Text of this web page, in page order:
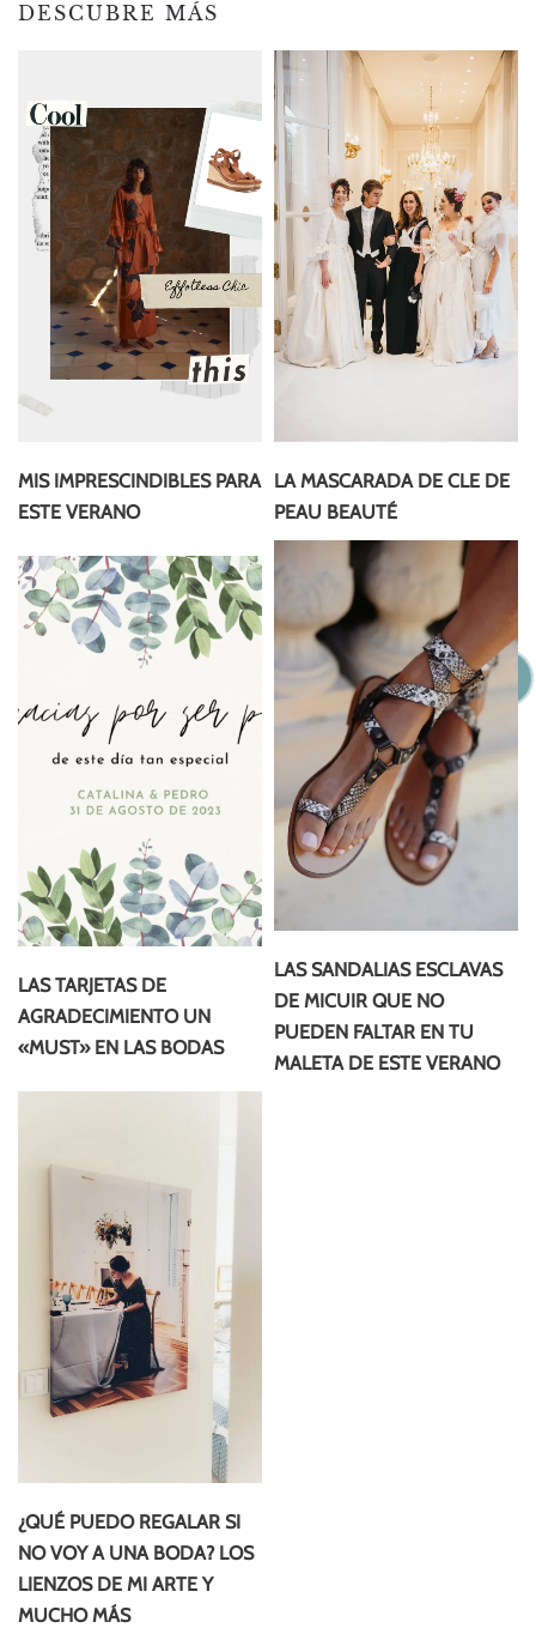
DESCUBRE MÁS
MIS IMPRESCINDIBLES PARA
ESTE VERANO
LA MASCARADA DE CLE DE
PEAU BEAUTÉ
LAS TARJETAS DE
AGRADECIMIENTO UN
«MUST» EN LAS BODAS
LAS SANDALIAS ESCLAVAS
DE MICUIR QUE NO
PUEDEN FALTAR EN TU
MALETA DE ESTE VERANO
¿QUÉ PUEDO REGALAR SI
NO VOY A UNA BODA? LOS
LIENZOS DE MI ARTE Y
MUCHO MÁS